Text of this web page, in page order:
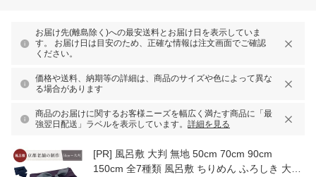
お届け先(離島除く)への最安送料とお届け日を表示していま
す。 お届け日は目安のため、正確な情報は注文画面でご確認
ください。
価格や送料、納期等の詳細は、商品のサイズや色によって異な
る場合があります
商品のお届けに関するお客様ニーズを幅広く満たす商品に「最
強翌日配送」ラベルを表示しています。 詳細を見る
[PR] 風呂敷 大判 無地 50cm 70cm 90cm
150cm 全7種類 風呂敷 ちりめん ふろしき 大判